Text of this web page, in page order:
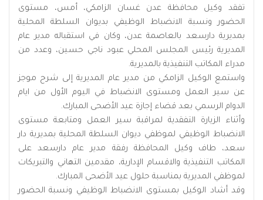
تفقد وكيل محافظة عدن غسان الزامكي، أمس، مستوى
الحضور ونسبة الانضباط الوظيفي بديوان السلطة المحلية
بمديرية دارسعد بالعاصمة عدن، وكان في استقباله مدير عام
المديرية رئيس المجلس المحلي عبود ناجي حسين، وعدد من
مدراء المكاتب التنفيذية بالمديرية.
واستمع الوكيل الزامكي من مدير عام المديرية إلى شرح موجز
عن سير العمل ومستوى الانضباط في اليوم الأول من ايام
الدوام الرسمي بعد قضاء إجازة عيد الأضحى المبارك.
وأثناء الزيارة التفقدية لمراقبة سير العمل ومتابعة مستوى
الانضباط الوظيفي لموظفي ديوان السلطة المحلية بمديرية دار
سعد، طاف وكيل المحافظة رفقة مدير عام دارسعد على
المكاتب التنفيذية والاقسام الإدارية، مقدمين التهاني والتبريكات
لموظفي المديرية بمناسبة حلول عيد الأضحى المبارك.
وقد أشاد الوكيل بمستوى الانضباط الوظيفي ونسبة الحضور